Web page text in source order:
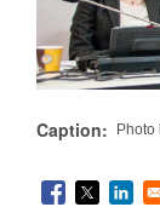
Caption Photo